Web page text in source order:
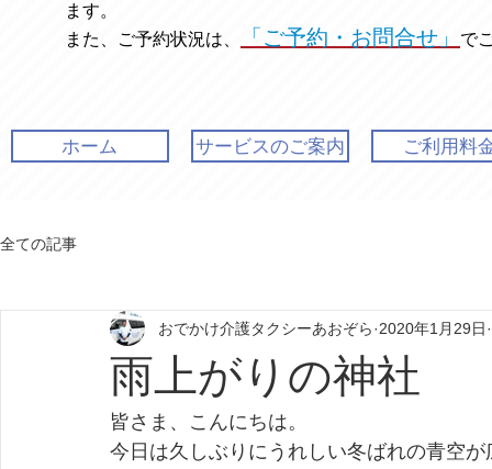
ます。
また、ご予約状況は、
「ご予約・お問合せ」 で
ホーム サービスのご案内 ご利用料
全ての記事
雨上がりの神社
おでかけ介護タクシーあおぞら 2020年1月29日
皆さま、こんにちは。
今日は久しぶりにうれしい冬ばれの青空